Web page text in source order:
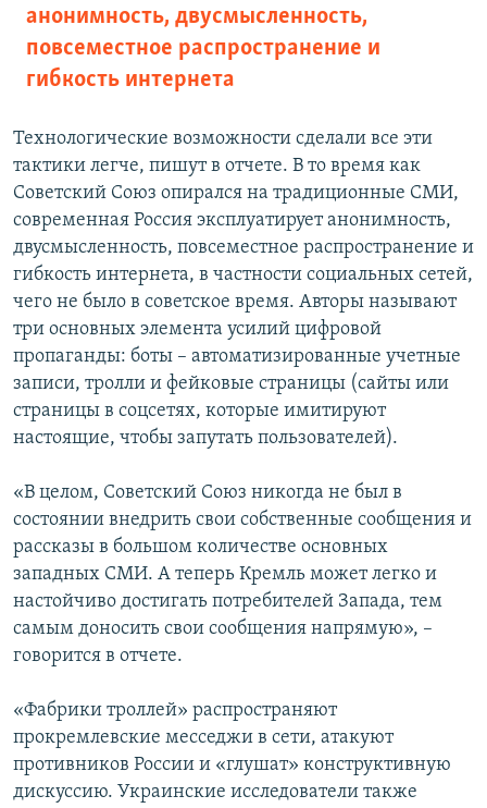
анонимность, двусмысленность,
повсеместное распространение и
гибкость интернета
Технологические возможности сделали все эти
тактики легче, пишут в отчете. В то время как
Советский Союз опирался на традиционные СМИ,
современная Россия эксплуатирует анонимность,
двусмысленность, повсеместное распространение и
гибкость интернета, в частности социальных сетей,
чего не было в советское время. Авторы называют
три основных элемента усилий цифровой
пропаганды: боты – автоматизированные учетные
записи, тролли и фейковые страницы (сайты или
страницы в соцсетях, которые имитируют
настоящие, чтобы запутать пользователей).
«В целом, Советский Союз никогда не был в
состоянии внедрить свои собственные сообщения и
рассказы в большом количестве основных
западных СМИ. А теперь Кремль может легко и
настойчиво достигать потребителей Запада, тем
самым доносить свои сообщения напрямую», –
говорится в отчете.
«Фабрики троллей» распространяют
прокремлевские месседжи в сети, атакуют
противников России и «глушат» конструктивную
дискуссию. Украинские исследователи также